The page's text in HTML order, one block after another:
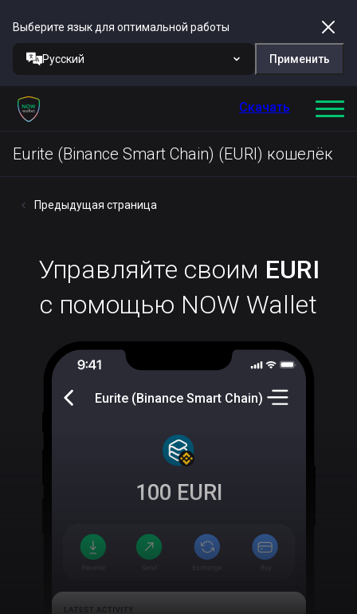
Выберите язык для оптимальной работы
Русский Применить
Скачать
Eurite (Binance Smart Chain) (EURI) кошелёк
Предыдущая страница
Управляйте своим EURI
с помощью NOW Wallet
Eurite (Binance Smart Chain)
100 EURI